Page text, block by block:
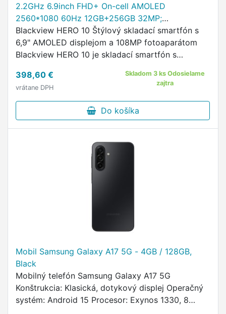
2.2GHz 6.9inch FHD+ On-cell AMOLED
2560*1080 60Hz 12GB+256GB 32MP;
108MP/8MP 400
Blackview HERO 10 Štýlový skladací smartfón s
6,9" AMOLED displejom a 108MP fotoaparátom
Blackview HERO 10 je skladací smartfón s
398,60 €
vrátane DPH
Skladom 3 ks Odosielame
zajtra
Do košíka
Mobil Samsung Galaxy A17 5G - 4GB / 128GB,
Black
Mobilný telefón Samsung Galaxy A17 5G
Konštrukcia: Klasická, dotykový displej Operačný
systém: Android 15 Procesor: Exynos 1330, 8